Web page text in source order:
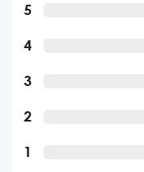
5
4
3
2
1